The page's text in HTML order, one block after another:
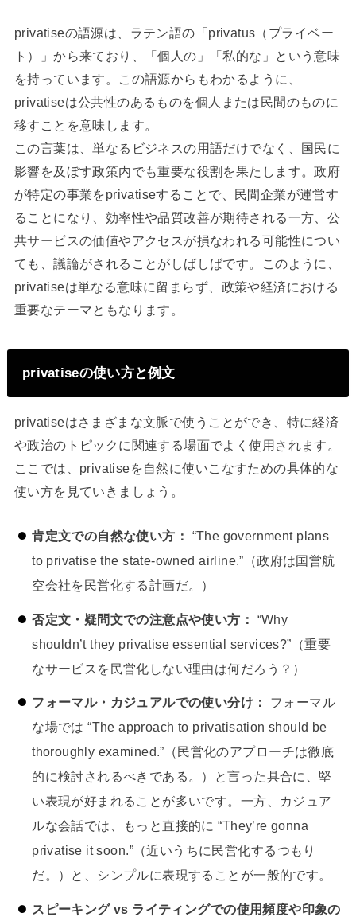
privatiseの語源は、ラテン語の「privatus（プライベー
ト）」から来ており、「個人の」「私的な」という意味
を持っています。この語源からもわかるように、
privatiseは公共性のあるものを個人または民間のものに
移すことを意味します。
この言葉は、単なるビジネスの用語だけでなく、国民に
影響を及ぼす政策内でも重要な役割を果たします。政府
が特定の事業をprivatiseすることで、民間企業が運営す
ることになり、効率性や品質改善が期待される一方、公
共サービスの価値やアクセスが損なわれる可能性につい
ても、議論がされることがしばしばです。このように、
privatiseは単なる意味に留まらず、政策や経済における
重要なテーマともなります。
privatiseの使い方と例文
privatiseはさまざまな文脈で使うことができ、特に経済
や政治のトピックに関連する場面でよく使用されます。
ここでは、privatiseを自然に使いこなすための具体的な
使い方を見ていきましょう。
肯定文での自然な使い方：
“The government plans
to privatise the state-owned airline.”（政府は国営航
空会社を民営化する計画だ。）
否定文・疑問文での注意点や使い方：
“Why
shouldn’t they privatise essential services?”（重要
なサービスを民営化しない理由は何だろう？）
フォーマル・カジュアルでの使い分け：
フォーマル
な場では “The approach to privatisation should be
thoroughly examined.”（民営化のアプローチは徹底
的に検討されるべきである。）と言った具合に、堅
い表現が好まれることが多いです。一方、カジュア
ルな会話では、もっと直接的に “They’re gonna
privatisе it soon.”（近いうちに民営化するつもり
だ。）と、シンプルに表現することが一般的です。
スピーキング vs ライティングでの使用頻度や印象の